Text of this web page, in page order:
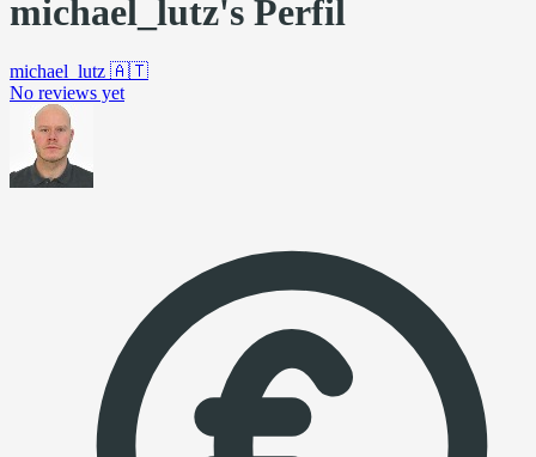
michael_lutz's Perfil
michael_lutz 🇦🇹
No reviews yet